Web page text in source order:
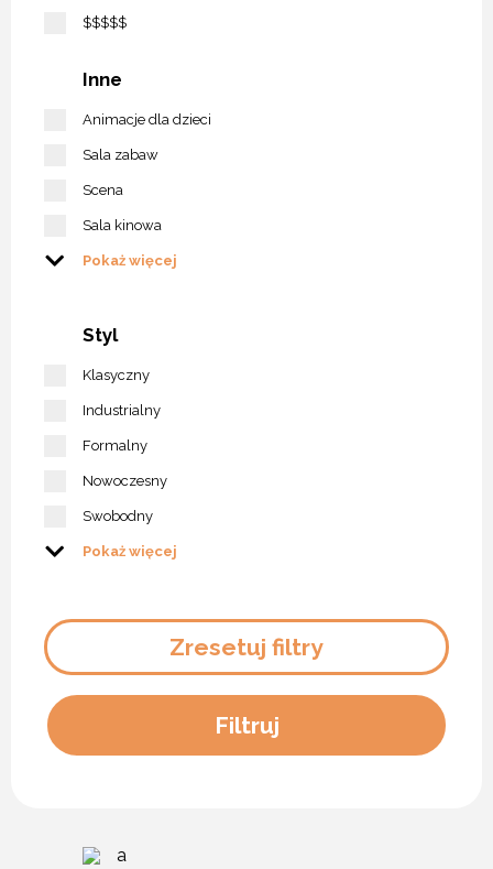
$$$$$
Inne
Animacje dla dzieci
Sala zabaw
Scena
Sala kinowa
Pokaż więcej
Styl
Klasyczny
Industrialny
Formalny
Nowoczesny
Swobodny
Pokaż więcej